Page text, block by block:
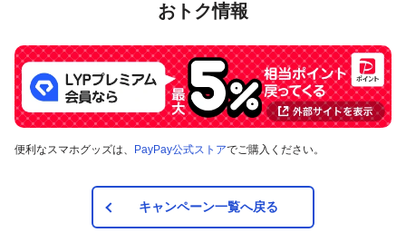
す。実際の決済回数が想定より少ない場合には、当選本数は上記より少なく
対象ストア
対象の支払方法
おトク情報
便利なスマホグッズは、 PayPay公式ストアでご購入ください。
キャンペーン一覧へ戻る